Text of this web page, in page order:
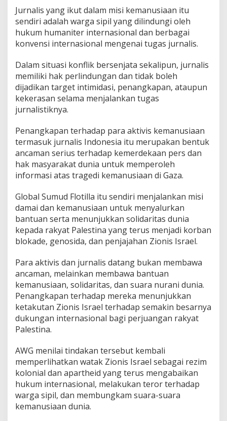
s
I
s
r
a
l
Jurnalis yang ikut dalam misi kemanusiaan itu
sendiri adalah warga sipil yang dilindungi oleh
hukum humaniter internasional dan berbagai
konvensi internasional mengenai tugas jurnalis.
Dalam situasi konflik bersenjata sekalipun, jurnalis
memiliki hak perlindungan dan tidak boleh
dijadikan target intimidasi, penangkapan, ataupun
kekerasan selama menjalankan tugas
jurnalistiknya.
Penangkapan terhadap para aktivis kemanusiaan
termasuk jurnalis Indonesia itu merupakan bentuk
ancaman serius terhadap kemerdekaan pers dan
hak masyarakat dunia untuk memperoleh
informasi atas tragedi kemanusiaan di Gaza.
Global Sumud Flotilla itu sendiri menjalankan misi
damai dan kemanusiaan untuk menyalurkan
bantuan serta menunjukkan solidaritas dunia
kepada rakyat Palestina yang terus menjadi korban
blokade, genosida, dan penjajahan Zionis Israel.
Para aktivis dan jurnalis datang bukan membawa
ancaman, melainkan membawa bantuan
kemanusiaan, solidaritas, dan suara nurani dunia.
Penangkapan terhadap mereka menunjukkan
ketakutan Zionis Israel terhadap semakin besarnya
dukungan internasional bagi perjuangan rakyat
Palestina.
AWG menilai tindakan tersebut kembali
memperlihatkan watak Zionis Israel sebagai rezim
kolonial dan apartheid yang terus mengabaikan
hukum internasional, melakukan teror terhadap
warga sipil, dan membungkam suara-suara
kemanusiaan dunia.